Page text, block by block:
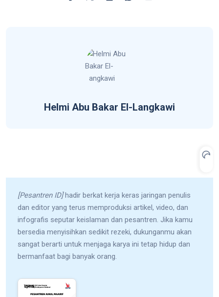
Helmi Abu Bakar El-Langkawi
[Pesantren ID]hadir berkat kerja keras jaringan penulis
dan editor yang terus memproduksi artikel, video, dan
infografis seputar keislaman dan pesantren. Jika kamu
bersedia menyisihkan sedikit rezeki, dukunganmu akan
sangat berarti untuk menjaga karya ini tetap hidup dan
bermanfaat bagi banyak orang.